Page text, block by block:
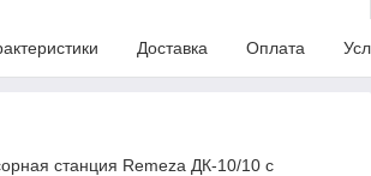
Доставка Оплата
станция Remeza ДК-10/10 с